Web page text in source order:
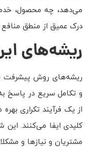
می‌دهد، چه محصول،
درک عمیق از منطق
ریشه‌های
ریشه‌های روش پیشرفت
و تکامل سریع در پاسخ
از یک فرآیند تکراری
کلیدی ایفا می‌کنند.
مشتریان و نیازها و